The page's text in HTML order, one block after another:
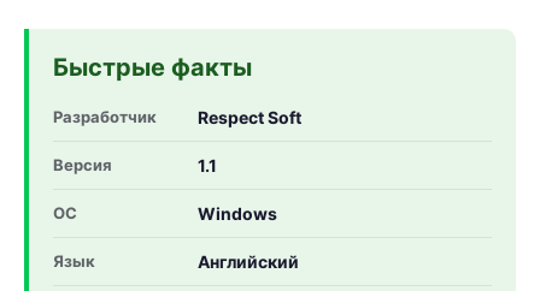
Быстрые факты
Разработчик Respect Soft
Версия 1.1
ОС Windows
Язык Английский